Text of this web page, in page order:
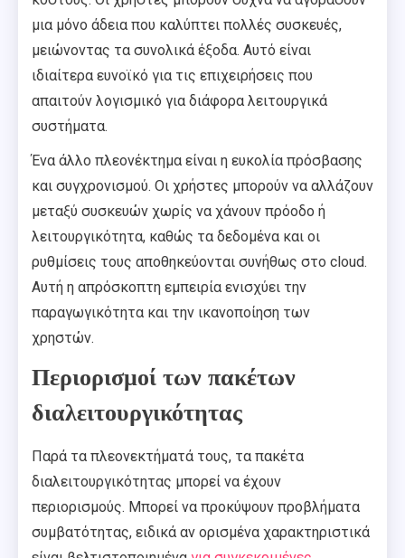
μια μόνο άδεια που καλύπτει πολλές συσκευές,
μειώνοντας τα συνολικά έξοδα. Αυτό είναι
ιδιαίτερα ευνοϊκό για τις επιχειρήσεις που
απαιτούν λογισμικό για διάφορα λειτουργικά
συστήματα.
Ένα άλλο πλεονέκτημα είναι η ευκολία πρόσβασης
και συγχρονισμού. Οι χρήστες μπορούν να αλλάζουν
μεταξύ συσκευών χωρίς να χάνουν πρόοδο ή
λειτουργικότητα, καθώς τα δεδομένα και οι
ρυθμίσεις τους αποθηκεύονται συνήθως στο cloud.
Αυτή η απρόσκοπτη εμπειρία ενισχύει την
παραγωγικότητα και την ικανοποίηση των
χρηστών.
Περιορισμοί των πακέτων
διαλειτουργικότητας
Παρά τα πλεονεκτήματά τους, τα πακέτα
διαλειτουργικότητας μπορεί να έχουν
περιορισμούς. Μπορεί να προκύψουν προβλήματα
συμβατότητας, ειδικά αν ορισμένα χαρακτηριστικά